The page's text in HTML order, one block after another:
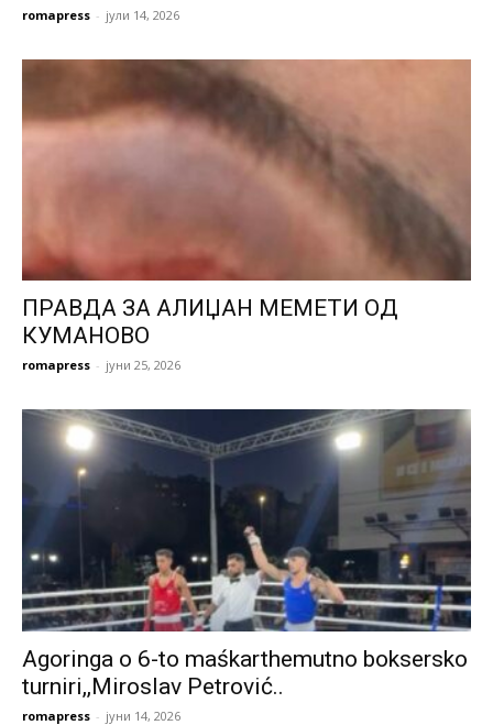
romapress - јули 14, 2026
ПРАВДА ЗА АЛИЏАН МЕМЕТИ ОД
КУМАНОВО
romapress - јуни 25, 2026
Agoringa o 6-to maśkarthemutno boksersko
turniri,,Miroslav Petrović..
romapress - јуни 14, 2026